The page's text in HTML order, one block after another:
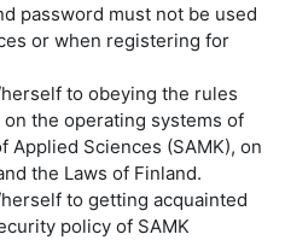
password must not be used
or when registering for
to obeying the rules
the operating systems of
Applied Sciences (SAMK), on
the Laws of Finland.
to getting acquainted
policy of SAMK